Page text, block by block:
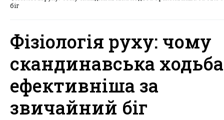
біг
Фізіологія руху: чому
скандинавська ходьба
ефективніша за
звичайний біг